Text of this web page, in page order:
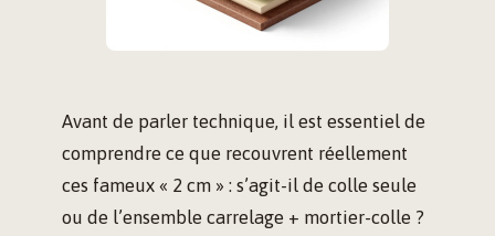
Avant de parler technique, il est essentiel de
comprendre ce que recouvrent réellement
ces fameux « 2 cm » : s’agit-il de colle seule
ou de l’ensemble carrelage + mortier-colle ?